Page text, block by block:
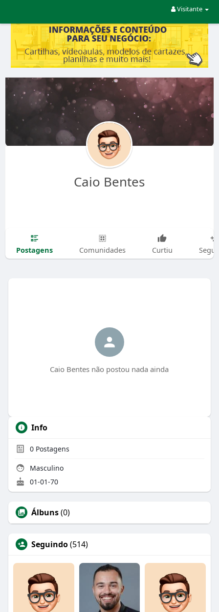
Visitante
Caio Bentes
Postagens Comunidades Curtiu
Caio Bentes não postou nada ainda
Info
0Postagens
Masculino
01-01-70
Álbuns(0)
Seguindo(514)